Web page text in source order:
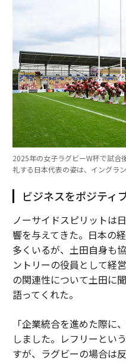
2025年の女子ラグビーW杯で試合
礼する日本代表の姿は、イングラ
ビジネスをポジティ
ノーサイドスピリットは
響を与えてきた。日本の
多くいるが、土田自身も
ントリーの役員として経
の関連性について土田に
語ってくれた。
「企業統合を進めた際に
しました。レフリーとい
すが、ラグビーの場合は